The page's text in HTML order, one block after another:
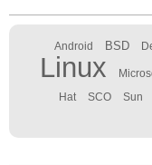
Android BSD
Linux
Hat SCO Sun